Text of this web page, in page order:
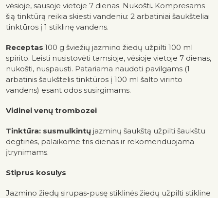
vėsioje, sausoje vietoje 7 dienas. Nukošti. Kompresams
šią tinktūrą reikia skiesti vandeniu: 2 arbatiniai šaukšteliai
tinktūros į 1 stiklinę vandens.
Receptas:100 g šviežių jazmino žiedų užpilti 100 ml
spirito. Leisti nusistovėti tamsioje, vėsioje vietoje 7 dienas,
nukošti, nuspausti. Patariama naudoti pavilgams (1
arbatinis šaukštelis tinktūros į 100 ml šalto virinto
vandens) esant odos susirgimams.
Vidinei venų trombozei
Tinktūra: susmulkintų jazminų šaukštą užpilti šaukštu
degtinės, palaikome tris dienas ir rekomenduojama
įtrynimams.
Stiprus kosulys
Jazmino žiedų sirupas-pusę stiklinės žiedų užpilti stikline